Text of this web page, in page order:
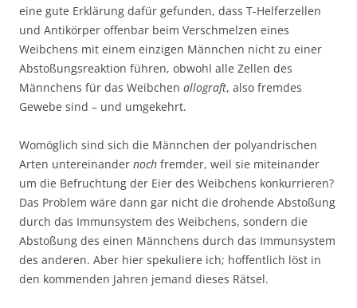
eine gute Erklärung dafür gefunden, dass T-Helferzellen
und Antikörper offenbar beim Verschmelzen eines
Weibchens mit einem einzigen Männchen nicht zu einer
Abstoßungsreaktion führen, obwohl alle Zellen des
Männchens für das Weibchen allograft, also fremdes
Gewebe sind – und umgekehrt.
Womöglich sind sich die Männchen der polyandrischen
Arten untereinander noch fremder, weil sie miteinander
um die Befruchtung der Eier des Weibchens konkurrieren?
Das Problem wäre dann gar nicht die drohende Abstoßung
durch das Immunsystem des Weibchens, sondern die
Abstoßung des einen Männchens durch das Immunsystem
des anderen. Aber hier spekuliere ich; hoffentlich löst in
den kommenden Jahren jemand dieses Rätsel.